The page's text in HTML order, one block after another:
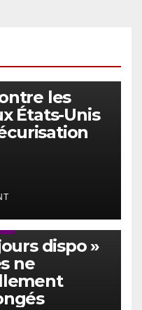
les
États-Unis
dispo »
ne